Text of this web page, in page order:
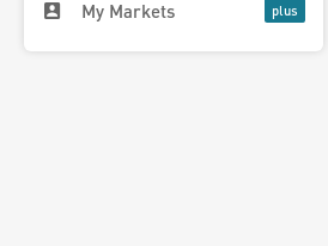
My Markets